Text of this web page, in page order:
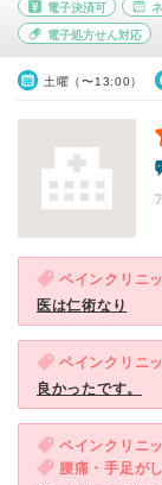
電子決済可
電子処方せん対応
土曜（〜13:00）
ペインクリニ
医は仁術なり
ペインクリニ
良かったです。
ペインクリニ
腰痛・手足が